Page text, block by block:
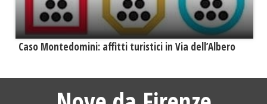
Caso Montedomini: affitti turistici in Via dell’Albero